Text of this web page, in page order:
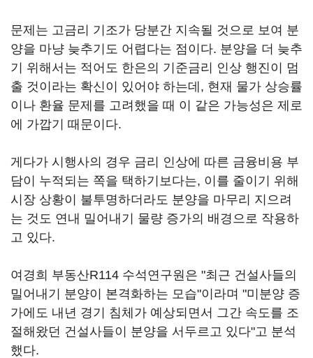
문제는 고금리 기조가 당분간 지속될 것으로 보여 분
양을 마냥 늦추기도 어렵다는 점이다. 분양을 더 늦추
기 위해서는 적어도 한은의 기준금리 인상 행진이 멈
출 것이라는 확신이 있어야 하는데, 현재 물가 상승률
이나 환율 문제를 고려했을 때 이 같은 가능성은 제로
에 가깝기 때문이다.
게다가 시행사의 경우 금리 인상에 따른 금융비용 부
담이 누적되는 쪽을 택하기보다는, 이를 줄이기 위해
시장 상황이 불투명하더라도 분양을 마무리 지으려
는 것도 연내 밀어내기 물량 증가의 배경으로 작용하
고 있다.
여경희 부동산R114 수석연구원은 "최근 건설사들의
밀어내기 분양이 본격화하는 모습"이라며 "미분양 증
가에도 내년 경기 침체가 예상되면서 그간 속도를 조
절해왔던 건설사들이 분양을 서두르고 있다"고 분석
했다.